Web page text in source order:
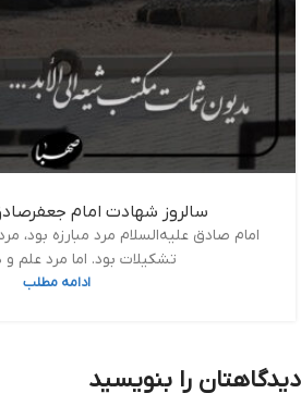
سالروز شهادت امام
امام صادق‌ علیه‌السلام مرد مبارزه بود،
تشکیلات بود. اما مرد علم
ادامه مطلب
دیدگاهتان را بنویسید